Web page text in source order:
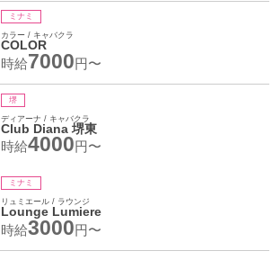
ミナミ
カラー / キャバクラ
COLOR
時給7000円〜
堺
ディアーナ / キャバクラ
Club Diana 堺東
時給4000円〜
ミナミ
リュミエール / ラウンジ
Lounge Lumiere
時給3000円〜